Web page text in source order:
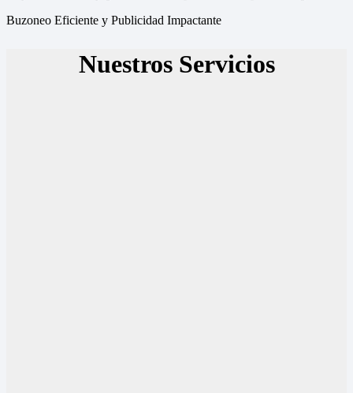
Buzoneo Eficiente y Publicidad Impactante
Nuestros Servicios